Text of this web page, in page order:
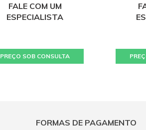
FALE COM UM
ESPECIALISTA
PREÇO SOB CONSULTA
FORMAS DE PAGAMENTO